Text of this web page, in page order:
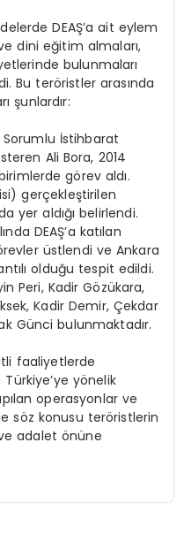
DEAŞ’a ait eylem
dini eğitim almaları,
bulunmaları
Bu teröristler arasında
şunlardır:
Sorumlu İstihbarat
Ali Bora, 2014
görev aldı.
gerçekleştirilen
yer aldığı belirlendi.
DEAŞ’a katılan
üstlendi ve Ankara
olduğu tespit edildi.
Peri, Kadir Gözükara,
Kadir Demir, Çekdar
Günci bulunmaktadır.
faaliyetlerde
yönelik
operasyonlar ve
söz konusu teröristlerin
adalet önüne